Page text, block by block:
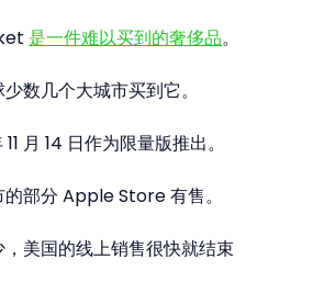
是一件难以买到的奢侈品。
数几个大城市买到它。
月 14 日作为限量版推出。
部分 Apple Store 有售。
美国的线上销售很快就结束